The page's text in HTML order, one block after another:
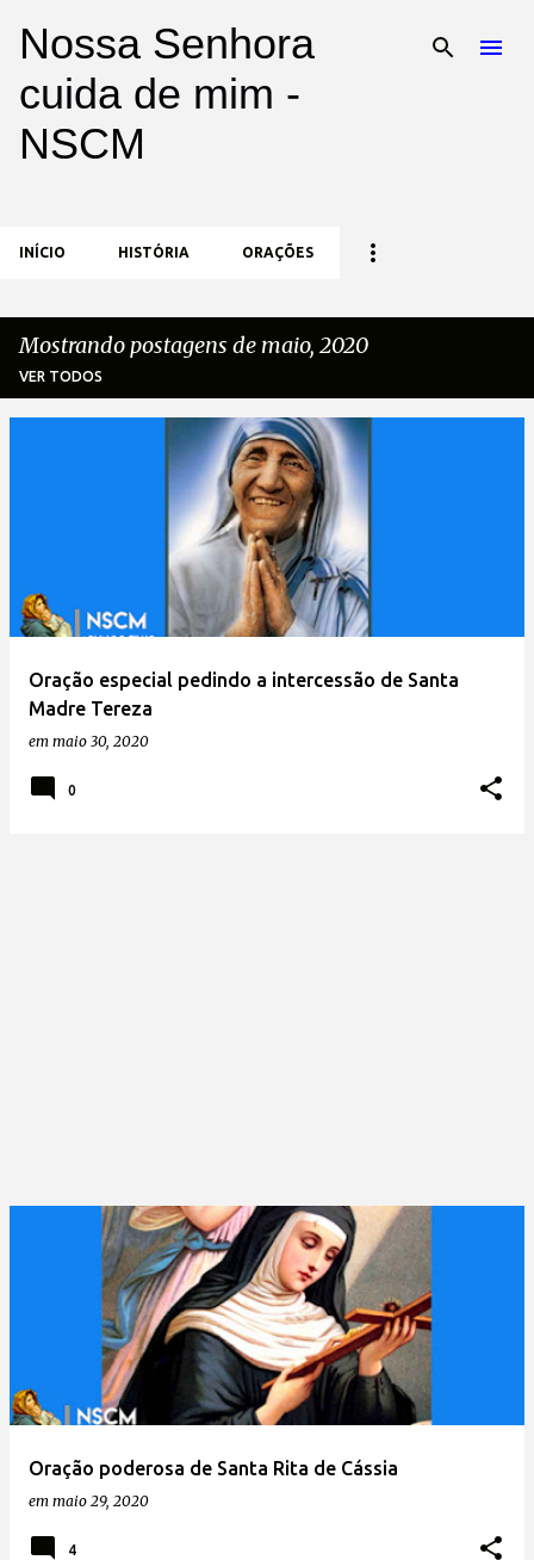
Pular para o conteúdo principal
Nossa Senhora
cuida de mim -
NSCM
INÍCIO HISTÓRIA ORAÇÕES
Mostrando postagens de maio, 2020
VER TODOS
Oração especial pedindo a intercessão de Santa
Madre Tereza
em maio 30, 2020
0
Oração poderosa de Santa Rita de Cássia
em maio 29, 2020
4